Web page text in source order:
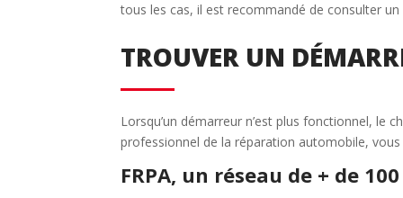
tous les cas, il est recommandé de consulter
TROUVER UN
Lorsqu’un démarreur n’est plus fonctionnel, le
professionnel de la réparation automobile,
FRPA, un réseau de + de